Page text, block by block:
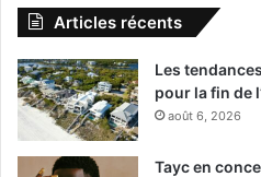
Articles récents
Les
pour la fin de
août 6, 2026
Tayc en